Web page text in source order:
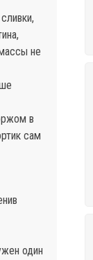
не
в
сам
один